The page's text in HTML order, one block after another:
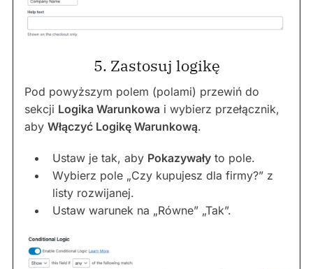
5. Zastosuj logikę
Pod powyższym polem (polami) przewiń do
sekcji Logika Warunkowa i wybierz przełącznik,
aby Włączyć Logikę Warunkową.
Ustaw je tak, aby Pokazywały to pole.
Wybierz pole „Czy kupujesz dla firmy?” z
listy rozwijanej.
Ustaw warunek na „Równe” „Tak”.